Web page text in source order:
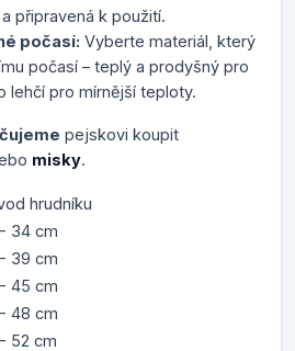
připravená k použití.
počasí: Vyberte materiál, který
počasí – teplý a prodyšný pro
lehčí pro mírnější teploty.
pejskovi koupit
misky.
hrudníku
34 cm
39 cm
45 cm
48 cm
52 cm